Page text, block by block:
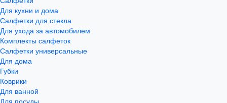
Для кухни и дома
Салфетки для стекла
Для ухода за автомобилем
Комплекты салфеток
Салфетки универсальные
Для дома
Губки
Коврики
Для ванной
Для посуды